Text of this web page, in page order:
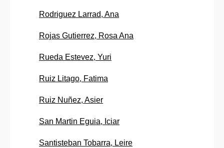
Rodriguez Larrad, Ana
Rojas Gutierrez, Rosa Ana
Rueda Estevez, Yuri
Ruiz Litago, Fatima
Ruiz Nuñez, Asier
San Martin Eguia, Iciar
Santisteban Tobarra, Leire